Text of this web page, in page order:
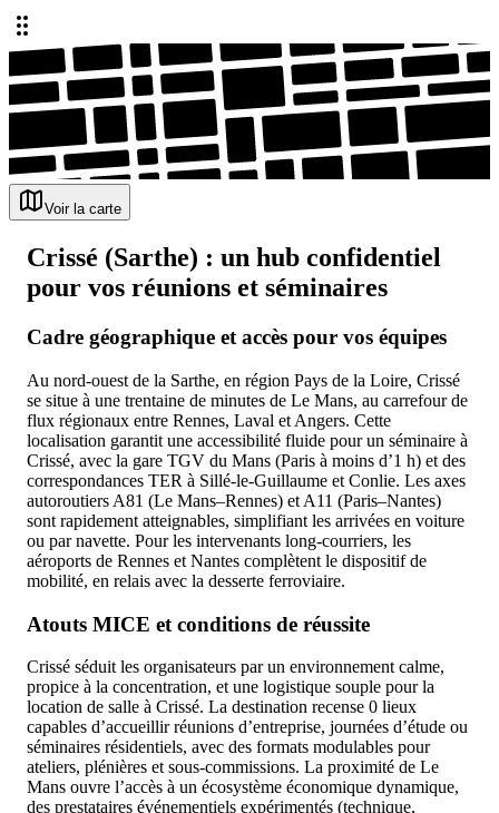
Voir la carte
Crissé (Sarthe) : un hub confidentiel
pour vos réunions et séminaires
Cadre géographique et accès pour vos équipes
Au nord-ouest de la Sarthe, en région Pays de la Loire, Crissé
se situe à une trentaine de minutes de Le Mans, au carrefour de
flux régionaux entre Rennes, Laval et Angers. Cette
localisation garantit une accessibilité fluide pour un séminaire à
Crissé, avec la gare TGV du Mans (Paris à moins d’1 h) et des
correspondances TER à Sillé-le-Guillaume et Conlie. Les axes
autoroutiers A81 (Le Mans–Rennes) et A11 (Paris–Nantes)
sont rapidement atteignables, simplifiant les arrivées en voiture
ou par navette. Pour les intervenants long-courriers, les
aéroports de Rennes et Nantes complètent le dispositif de
mobilité, en relais avec la desserte ferroviaire.
Atouts MICE et conditions de réussite
Crissé séduit les organisateurs par un environnement calme,
propice à la concentration, et une logistique souple pour la
location de salle à Crissé. La destination recense 0 lieux
capables d’accueillir réunions d’entreprise, journées d’étude ou
séminaires résidentiels, avec des formats modulables pour
ateliers, plénières et sous-commissions. La proximité de Le
Mans ouvre l’accès à un écosystème économique dynamique,
des prestataires événementiels expérimentés (technique,